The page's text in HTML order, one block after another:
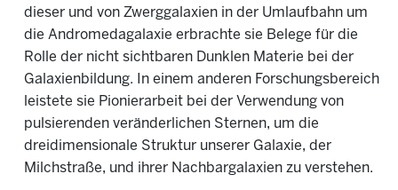
dieser und von Zwerggalaxien in der Umlaufbahn um
die Andromedagalaxie erbrachte sie Belege für die
Rolle der nicht sichtbaren Dunklen Materie bei der
Galaxienbildung. In einem anderen Forschungsbereich
leistete sie Pionierarbeit bei der Verwendung von
pulsierenden veränderlichen Sternen, um die
dreidimensionale Struktur unserer Galaxie, der
Milchstraße, und ihrer Nachbargalaxien zu verstehen.